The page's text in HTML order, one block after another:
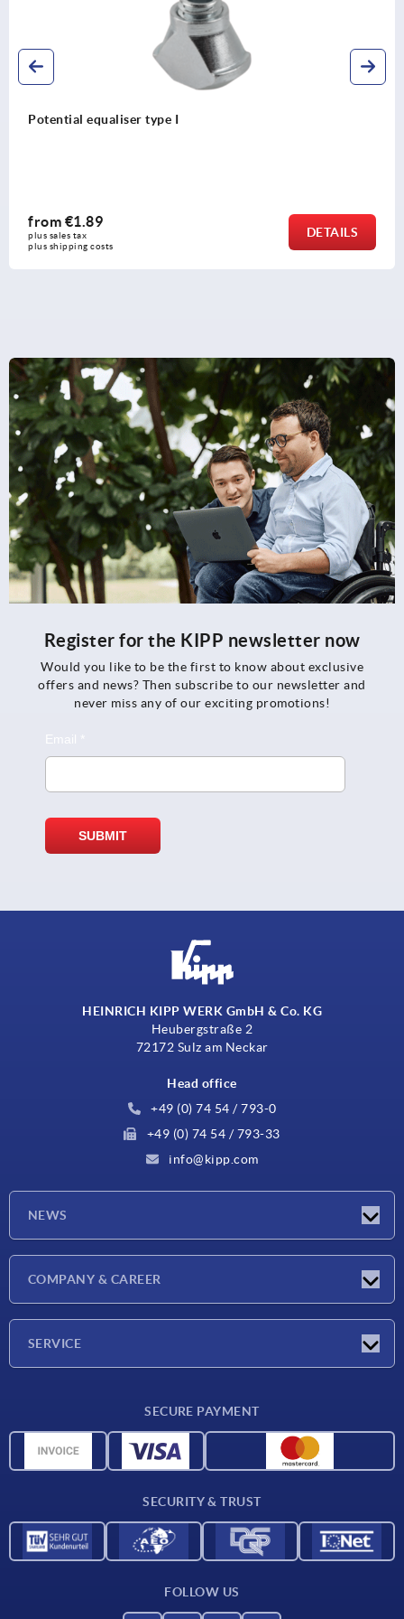
I
plus sales tax
plus shipping costs
Register for the KIPP newsletter now
Would you like to be the first to know about exclusive
offers and news? Then subscribe to our newsletter and
never miss any of our exciting promotions!
HEINRICH KIPP WERK GmbH & Co. KG
Heubergstraße 2
72172 Sulz am Neckar
Head office
+49 (0) 74 54 / 793-0
+49 (0) 74 54 / 793-33
info@kipp.com
NEWS
Press Reports
COMPANY & CAREER
SERVICE
Material overview
SECURE PAYMENT
SECURITY & TRUST
FOLLOW US